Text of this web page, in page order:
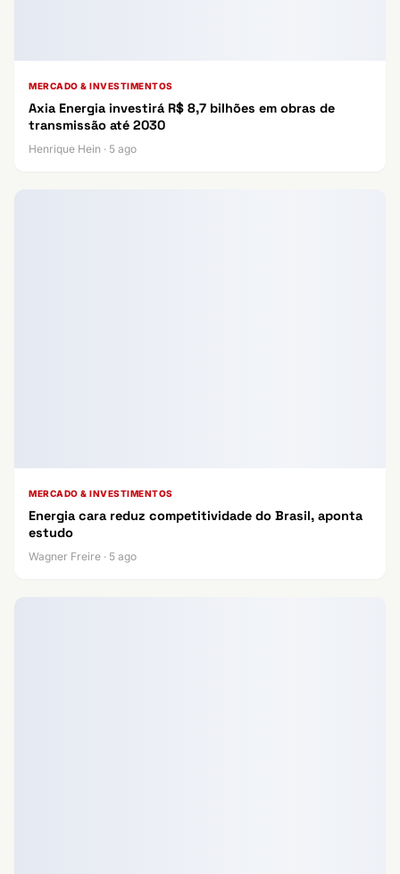
MERCADO & INVESTIMENTOS
Axia Energia investirá R$ 8,7 bilhões em obras de
transmissão até 2030
Henrique Hein · 5 ago
MERCADO & INVESTIMENTOS
Energia cara reduz competitividade do Brasil, aponta
estudo
Wagner Freire · 5 ago